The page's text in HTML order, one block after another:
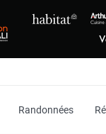
Randonnées